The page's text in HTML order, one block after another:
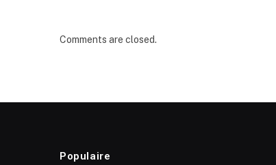
Comments are closed.
Populaire